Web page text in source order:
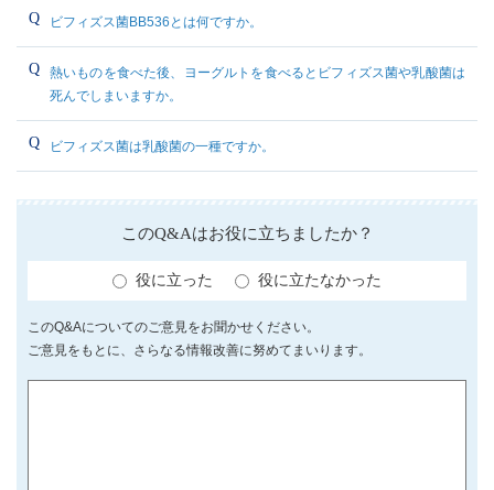
ビフィズス菌BB536とは何ですか。
熱いものを食べた後、ヨーグルトを食べるとビフィズス菌や乳酸菌は
死んでしまいますか。
ビフィズス菌は乳酸菌の一種ですか。
このQ&Aはお役に立ちましたか？
役に立った 役に立たなかった
このQ&Aについてのご意見をお聞かせください。
ご意見をもとに、さらなる情報改善に努めてまいります。